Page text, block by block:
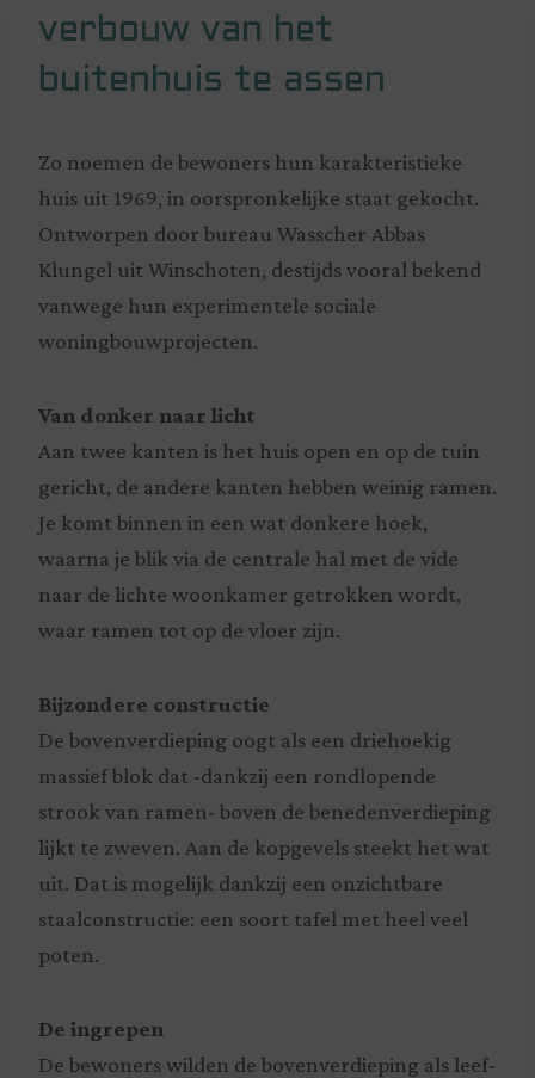
verbouw van het
buitenhuis te assen
Zo noemen de bewoners hun karakteristieke
huis uit 1969, in oorspronkelijke staat gekocht.
Ontworpen door bureau Wasscher Abbas
Klungel uit Winschoten, destijds vooral bekend
vanwege hun experimentele sociale
woningbouwprojecten.
Van donker naar licht
Aan twee kanten is het huis open en op de tuin
gericht, de andere kanten hebben weinig ramen.
Je komt binnen in een wat donkere hoek,
waarna je blik via de centrale hal met de vide
naar de lichte woonkamer getrokken wordt,
waar ramen tot op de vloer zijn.
Bijzondere constructie
De bovenverdieping oogt als een driehoekig
massief blok dat -dankzij een rondlopende
strook van ramen- boven de benedenverdieping
lijkt te zweven. Aan de kopgevels steekt het wat
uit. Dat is mogelijk dankzij een onzichtbare
staalconstructie: een soort tafel met heel veel
poten.
De ingrepen
De bewoners wilden de bovenverdieping als leef-